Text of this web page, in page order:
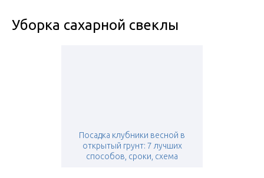
Уборка сахарной свеклы
Посадка клубники весной в
открытый грунт: 7 лучших
способов, сроки, схема